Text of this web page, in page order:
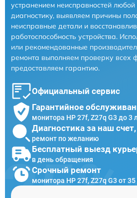
устранением неисправностей
диагностику, выявляем причины
неисправные детали и
работоспособность устройства.
или рекомендованные
ремонта выполняем проверку всех
предоставляем гарантию.
Официальный сервис
Гарантийное
монитора HP 27f, Z27q G3 до 3
Диагностика за наш счет,
ремонт по желанию
Бесплатный выезд
в день обращения
Срочный ремонт
монитора HP 27f, Z27q G3 от